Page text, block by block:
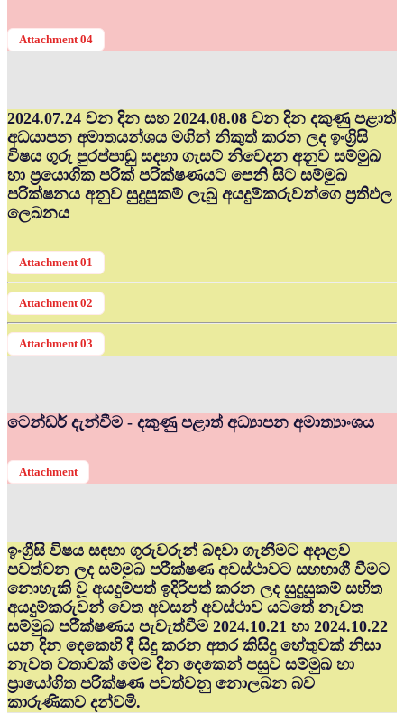
Attachment 04
2024.07.24 වන දින සහ 2024.08.08 වන දින දකුණු පළාත්
අධ‍යාපන අමාතයන්ශය මගින් නිකුත් කරන ලද ඉංග්‍රිසි
විෂය ගුරු පුරප්පාඩු සදහා ගැසට් නිවෙදන අනුව සම්මුඛ
හා ප්‍රයොගික පරික් පරික්ෂණයට පෙනි සිට සම්මුඛ
පරික්ෂනය අනුව සුදුසුකම් ලැබු අයදුම්කරුවන්ගෙ ප්‍රතිඵල
ලෙඛනය
Attachment 01
Attachment 02
Attachment 03
ටෙන්ඩර් දැන්වීම - දකුණු පළාත් අධ්‍යාපන අමාත්‍යාංශය
Attachment
ඉංග්‍රීසි විෂය සඳහා ගුරුවරුන් බඳවා ගැනීමට අදාළව
පවත්වන ලද සම්මුඛ පරීක්ෂණ අවස්ථාවට සහභාගී වීමට
නොහැකි වූ අයදුම්පත් ඉදිරිපත් කරන ලද සුදුසුකම් සහිත
අයදුම්කරුවන් වෙත අවසන් අවස්ථාව යටතේ නැවත
සම්මුඛ පරීක්ෂණය පැවැත්වීම 2024.10.21 හා 2024.10.22
යන දින දෙකෙහි දී සිදු කරන අතර කිසිදු හේතුවක් නිසා
නැවත වතාවක් මෙම දින දෙකෙන් පසුව සම්මුඛ හා
ප්‍රායෝගිත පරික්ෂණ පවත්වනු නොලබන බව
කාරුණිකව දන්වමි.